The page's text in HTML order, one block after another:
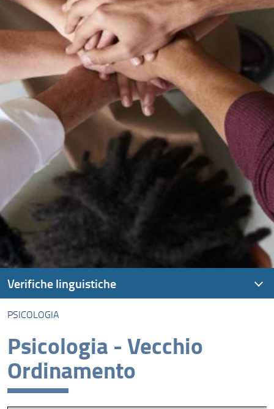
PSICOLOGIA
Psicologia - Vecchio
Ordinamento
Verifiche linguistiche
Prove di conoscenza linguistica
Agraria
Architettura
Economia e Management